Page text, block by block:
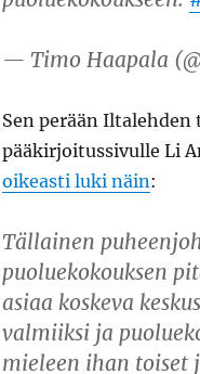
— Timo Haapala
Sen perään
pääkirjoitussivulle Li
oikeasti luki näin:
Tällainen
puoluekokouksen
asiaa koskeva
valmiiksi ja
mieleen ihan toiset